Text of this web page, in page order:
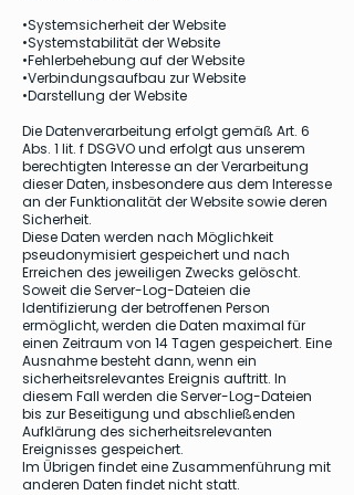
•Systemsicherheit der Website
•Systemstabilität der Website
•Fehlerbehebung auf der Website
•Verbindungsaufbau zur Website
•Darstellung der Website
Die Datenverarbeitung erfolgt gemäß Art. 6
Abs. 1 lit. f DSGVO und erfolgt aus unserem
berechtigten Interesse an der Verarbeitung
dieser Daten, insbesondere aus dem Interesse
an der Funktionalität der Website sowie deren
Sicherheit.
Diese Daten werden nach Möglichkeit
pseudonymisiert gespeichert und nach
Erreichen des jeweiligen Zwecks gelöscht.
Soweit die Server-Log-Dateien die
Identifizierung der betroffenen Person
ermöglicht, werden die Daten maximal für
einen Zeitraum von 14 Tagen gespeichert. Eine
Ausnahme besteht dann, wenn ein
sicherheitsrelevantes Ereignis auftritt. In
diesem Fall werden die Server-Log-Dateien
bis zur Beseitigung und abschließenden
Aufklärung des sicherheitsrelevanten
Ereignisses gespeichert.
Im Übrigen findet eine Zusammenführung mit
anderen Daten findet nicht statt.